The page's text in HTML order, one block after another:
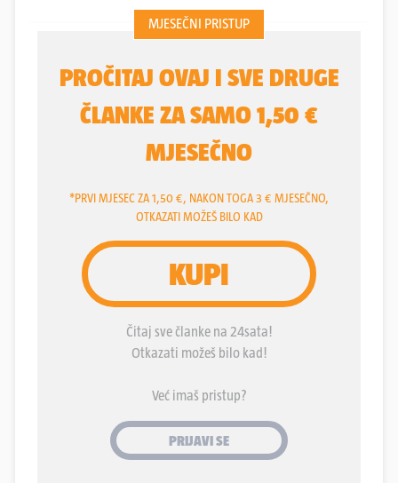
najtalentiranijih mladih opernih pjevačica na svijetu,
Parizu, gdje je ta izuzetno visoka,
odbojkašica i pop zvijezda, te poliglot, ulogom
Aksinijeu Šostakovičevoj" Lady Macbeth iz
Mecenskog kruga " u režijiKrzystofa
Operi Bastillei na raznim
publiku.